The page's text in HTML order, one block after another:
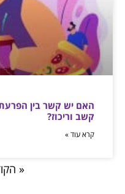
האם יש קשר בין
קשב וריכוז?
קרא עוד »
«